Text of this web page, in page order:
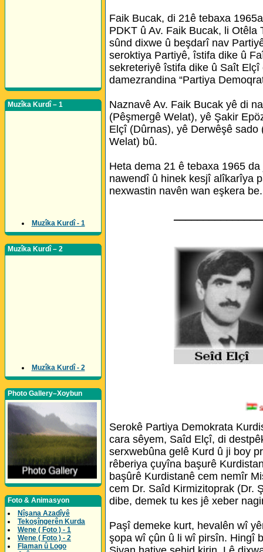
Muzîka Kurdî – 1
Muzîka Kurdî - 1
Muzîka Kurdî – 2
Muzîka Kurdî - 2
Photo Gallery–Xoybun
Foto & Animasyon
Nîşana Azadîyê
Tekoşîngerên Kurda
Wene ( Foto ) - 1
Wene ( Foto ) - 2
Flaman û Logo
Faik Bucak, di 21ê tebaxa
PDKT û Av. Faik Bucak, li
sûnd dixwe û beşdarî nav
seroktiya Partiyê, îstifa dike û
sekreteriyê îstifa dike û Saît
damezrandina “Partiya
Naznavê Av. Faik Bucak yê di
(Pêşmergê Welat), yê Şakir
Elçî (Dûrnas), yê Derwêşê
Welat) bû.
Heta dema 21 ê tebaxa 1965
nawendî û hinek kesjî alîkarîya
nexwastin navên wan eşkera be.
Serokê Partiya Demokrata
cara sêyem, Saîd Elçî, di
serxwebûna gelê Kurd û ji boy
rêberiya çuyîna başurê
başûrê Kurdistanê cem nemîr
cem Dr. Saîd Kirmizitoprak (Dr.
dibe, demek tu kes jê xeber
Paşî demeke kurt, hevalên wî
şopa wî çûn û li wî pirsîn. Hingî